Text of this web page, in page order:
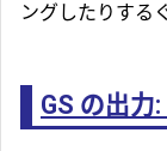
ングしたりする
GS の出力